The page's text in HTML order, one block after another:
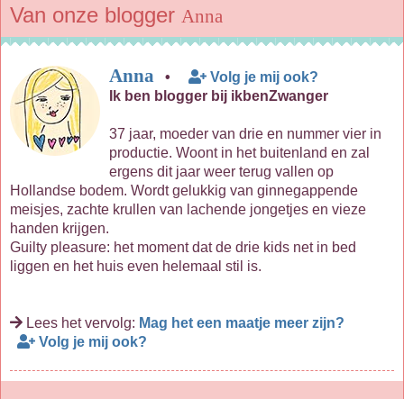
Van onze blogger Anna
Anna •
Volg je mij ook?
Ik ben blogger bij ikbenZwanger
37 jaar, moeder van drie en nummer vier in
productie. Woont in het buitenland en zal
ergens dit jaar weer terug vallen op
Hollandse bodem. Wordt gelukkig van ginnegappende
meisjes, zachte krullen van lachende jongetjes en vieze
handen krijgen.
Guilty pleasure: het moment dat de drie kids net in bed
liggen en het huis even helemaal stil is.
Lees het vervolg: Mag het een maatje meer zijn?
Volg je mij ook?